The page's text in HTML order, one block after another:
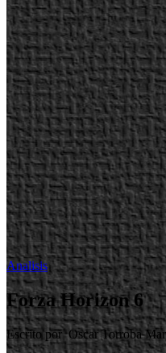
Analisis
Forza Horizon 6
Escrito por Oscar Torroba